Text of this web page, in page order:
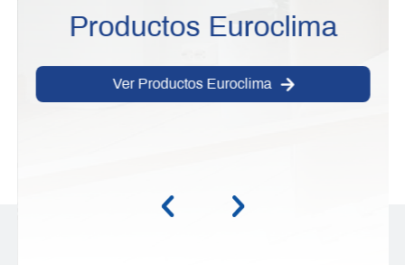
Productos Euroclima
Ver Productos Euroclima